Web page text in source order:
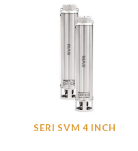
SERI SVM 4 INCH